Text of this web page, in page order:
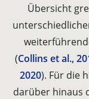
Übersicht
(Collins et al.,
2020). Für die
darüber hinaus